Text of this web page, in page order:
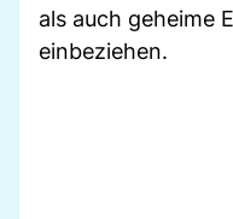
als auch geheime
einbeziehen.